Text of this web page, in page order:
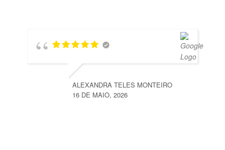
ALEXANDRA TELES MONTEIRO
16 DE MAIO, 2026